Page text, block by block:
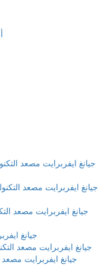
جيانغ ايفربرايت مصعد
جيانغ ايفربرايت مصعد
جيانغ ايفربرايت مصعد
جيانغ
جيانغ ايفربرايت مصعد
جيانغ ايفربرايت